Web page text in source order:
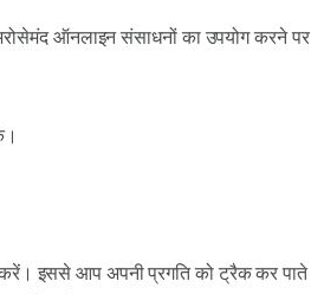
ऑनलाइन संसाधनों का उपयोग करने पर
इससे आप अपनी प्रगति को ट्रैक कर पाते